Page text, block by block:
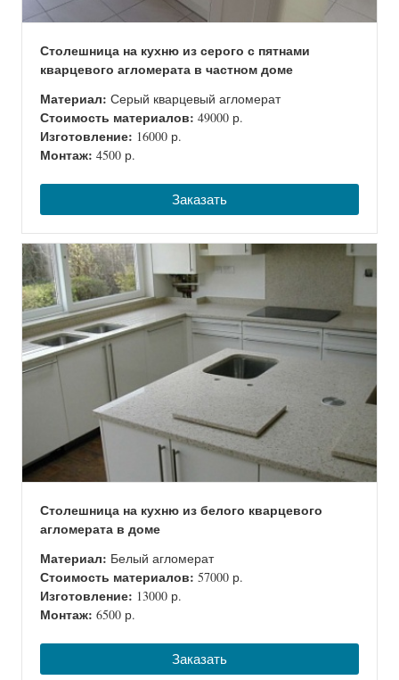
Столешница на кухню из серого с пятнами
кварцевого агломерата в частном доме
Материал: Серый кварцевый агломерат
Стоимость материалов: 49000 р.
Изготовление: 16000 р.
Монтаж: 4500 р.
Заказать
Столешница на кухню из белого кварцевого
агломерата в доме
Материал: Белый агломерат
Стоимость материалов: 57000 р.
Изготовление: 13000 р.
Монтаж: 6500 р.
Заказать